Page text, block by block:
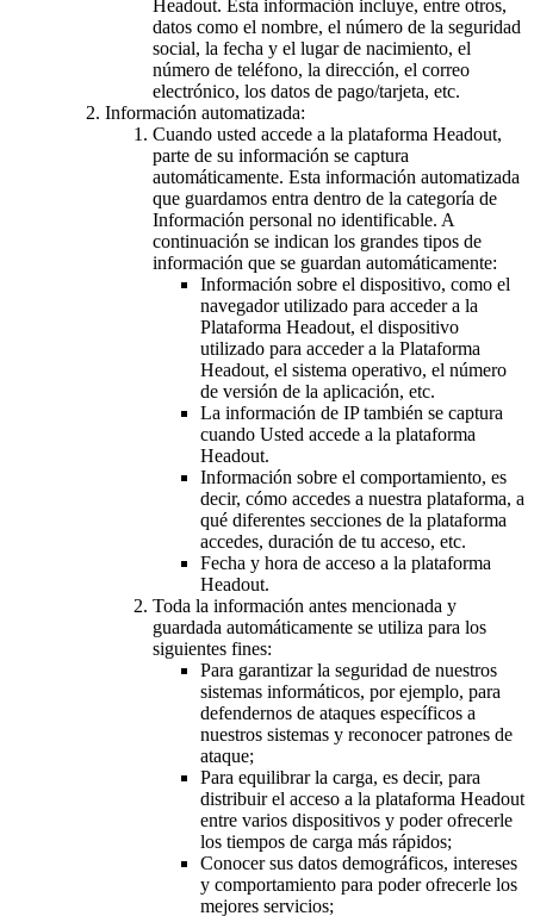
Headout. Esta información incluye, entre otros,
datos como el nombre, el número de la seguridad
social, la fecha y el lugar de nacimiento, el
número de teléfono, la dirección, el correo
electrónico, los datos de pago/tarjeta, etc.
Información automatizada:
Cuando usted accede a la plataforma Headout,
parte de su información se captura
automáticamente. Esta información automatizada
que guardamos entra dentro de la categoría de
Información personal no identificable. A
continuación se indican los grandes tipos de
información que se guardan automáticamente:
Información sobre el dispositivo, como el
navegador utilizado para acceder a la
Plataforma Headout, el dispositivo
utilizado para acceder a la Plataforma
Headout, el sistema operativo, el número
de versión de la aplicación, etc.
La información de IP también se captura
cuando Usted accede a la plataforma
Headout.
Información sobre el comportamiento, es
decir, cómo accedes a nuestra plataforma, a
qué diferentes secciones de la plataforma
accedes, duración de tu acceso, etc.
Fecha y hora de acceso a la plataforma
Headout.
Toda la información antes mencionada y
guardada automáticamente se utiliza para los
siguientes fines:
Para garantizar la seguridad de nuestros
sistemas informáticos, por ejemplo, para
defendernos de ataques específicos a
nuestros sistemas y reconocer patrones de
ataque;
Para equilibrar la carga, es decir, para
distribuir el acceso a la plataforma Headout
entre varios dispositivos y poder ofrecerle
los tiempos de carga más rápidos;
Conocer sus datos demográficos, intereses
y comportamiento para poder ofrecerle los
mejores servicios;